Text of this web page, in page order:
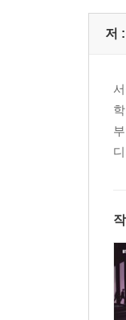
What
Jin’s
V’s
The
저 :